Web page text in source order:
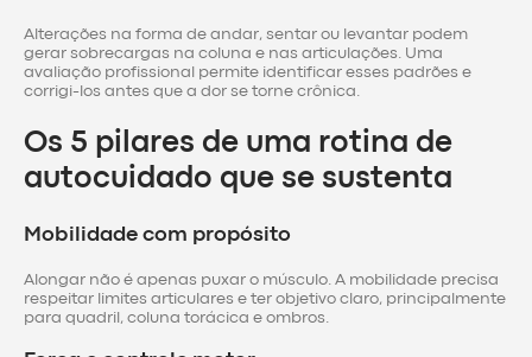
Alterações na forma de andar, sentar ou levantar podem
gerar sobrecargas na coluna e nas articulações. Uma
avaliação profissional permite identificar esses padrões e
corrigi-los antes que a dor se torne crônica.
Os 5 pilares de uma rotina de
autocuidado que se sustenta
Mobilidade com propósito
Alongar não é apenas puxar o músculo. A mobilidade precisa
respeitar limites articulares e ter objetivo claro, principalmente
para quadril, coluna torácica e ombros.